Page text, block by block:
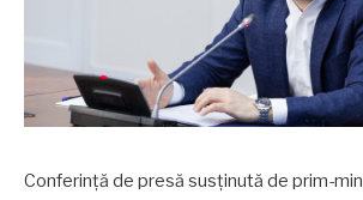
Conferință de presă susținută de prim-